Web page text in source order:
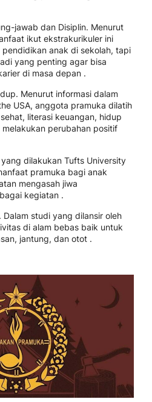
jawab dan Disiplin. Menurut
ikut ekstrakurikuler ini
anak di sekolah, tapi
yang penting agar bisa
di masa depan .
Menurut informasi dalam
USA, anggota pramuka dilatih
literasi keuangan, hidup
perubahan positif
dilakukan Tufts University
pramuka bagi anak
mengasah jiwa
kegiatan .
studi yang dilansir oleh
di alam bebas baik untuk
jantung, dan otot .